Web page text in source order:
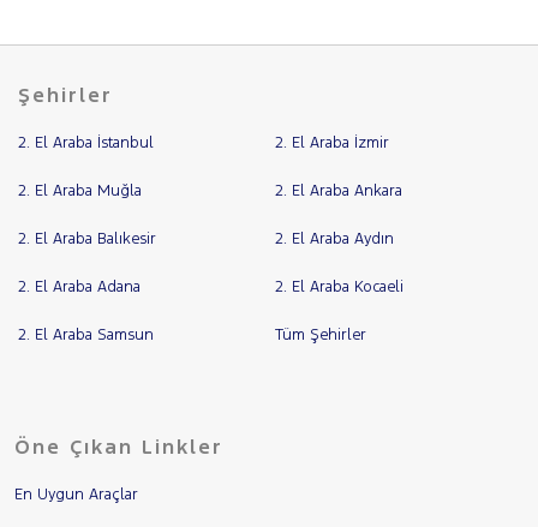
Şehirler
2. El Araba İstanbul 2. El Araba İzmir
2. El Araba Muğla 2. El Araba Ankara
2. El Araba Balıkesir 2. El Araba Aydın
2. El Araba Adana 2. El Araba Kocaeli
2. El Araba Samsun Tüm Şehirler
Öne Çıkan Linkler
En Uygun Araçlar